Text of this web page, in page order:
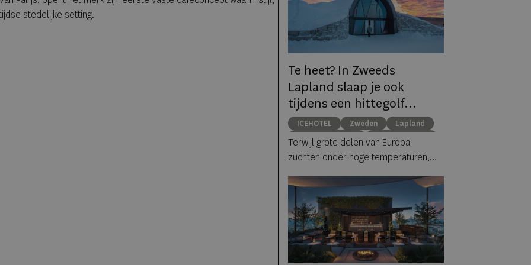
stedelijke setting.
Te heet? In Zweeds
Lapland slaap je ook
tijdens een hittegolf
gewoon tussen ijs en
sneeuw
ICEHOTEL Zweden
Lapland
middernachtzon
summer travel
Arctische reizen
Terwijl grote delen van Europa
zuchten onder hoge temperaturen,
Jukkasjärvi een verrassend
alternatief. Dankzij
ICEHOTEL 365blijft
het iconische ijshotel het hele jaar
geopend, waardoor gasten zelfs
midden in de zomer kunnen
overnachten in met de hand uit ijs